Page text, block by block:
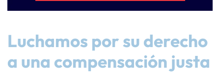
Luchamos por su derecho
a una compensación justa